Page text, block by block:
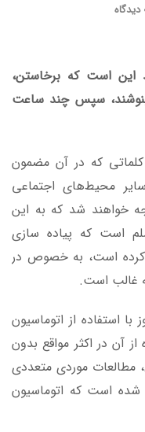
این است که برخاستن،
بنوشند، سپس چند ساعت
که در آن مضمون
محیط‌های اجتماعی
خواهند شد که به این
است که پیاده سازی
کرده است، به خصوص در
غالب است.
با استفاده از اتوماسیون
آن در اکثر مواقع بدون
موردی متعددی
شده است که اتوماسیون